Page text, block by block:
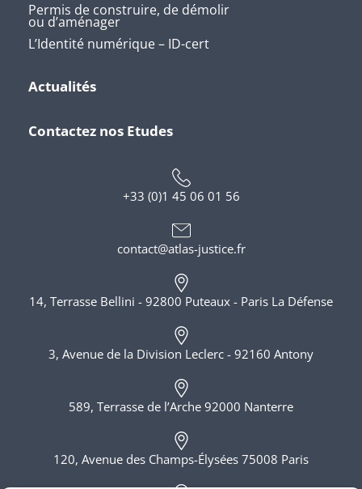
Permis de construire, de démolir
ou d’aménager
L’Identité numérique – ID-cert
Actualités
Contactez nos Etudes
+33 (0)1 45 06 01 56
contact@atlas-justice.fr
14, Terrasse Bellini - 92800 Puteaux - Paris La Défense
3, Avenue de la Division Leclerc - 92160 Antony
589, Terrasse de l’Arche 92000 Nanterre
120, Avenue des Champs-Élysées 75008 Paris